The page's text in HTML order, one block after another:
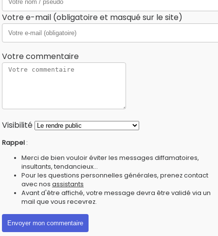
Votre e-mail (obligatoire et masqué sur le site)
Votre commentaire
Visibilité
Rappel :
Merci de bien vouloir éviter les messages diffamatoires,
insultants, tendancieux...
Pour les questions personnelles générales, prenez contact
avec nos assistants
Avant d'être affiché, votre message devra être validé via un
mail que vous recevrez.